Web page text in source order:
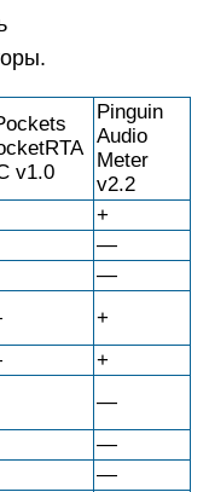
v1.0
Pinguin
Audio
Meter
v2.2
+
—
—
+
+
—
—
—